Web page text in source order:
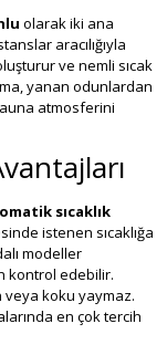
olarak iki ana
aracılığıyla
ve nemli sıcak
yanan odunlardan
atmosferini
sıcaklık
istenen sıcaklığa
modeller
kontrol edebilir.
veya koku yaymaz.
en çok tercih